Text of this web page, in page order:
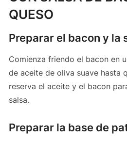
QUESO
Preparar el bacon y la
Comienza friendo el bacon en
de aceite de oliva suave hasta
reserva el aceite y el bacon
salsa.
Preparar la base de